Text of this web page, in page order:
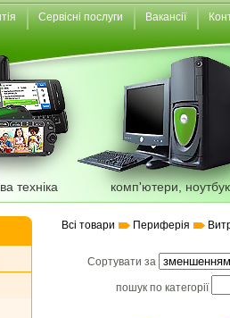
Сервісні послуги Вакансії
техніка комп'ютери,
Всі товари Периферія
Сортувати за
пошук по категорії